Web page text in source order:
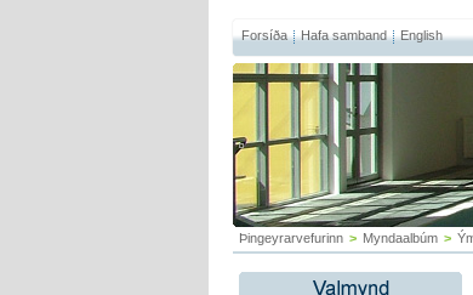
Forsíða Hafa samband English
Þingeyrarvefurinn > Myndaalbúm >